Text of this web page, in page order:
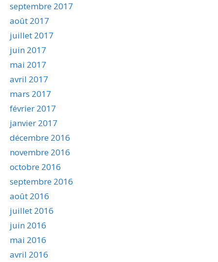
septembre 2017
août 2017
juillet 2017
juin 2017
mai 2017
avril 2017
mars 2017
février 2017
janvier 2017
décembre 2016
novembre 2016
octobre 2016
septembre 2016
août 2016
juillet 2016
juin 2016
mai 2016
avril 2016